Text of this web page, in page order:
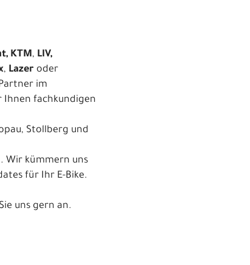
KTM, LIV,
, Lazer oder
im
Ihnen fachkundigen
Stollberg und
Wir kümmern uns
für Ihr E-Bike.
uns gern an.